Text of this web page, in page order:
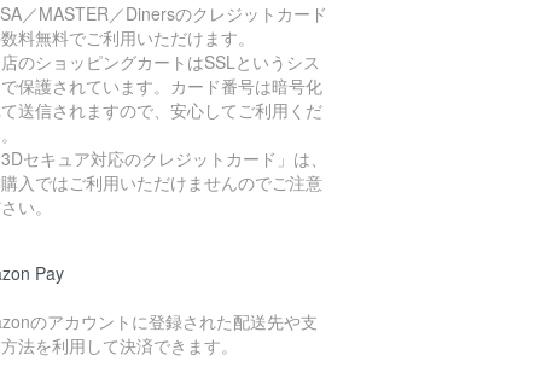
／MASTER／Dinersのクレジットカード
料無料でご利用いただけます。
店のショッピングカートはSSLというシス
保護されています。カード番号は暗号化
送信されますので、安心してご利用くだ
3Dセキュア対応のクレジットカード」は、
入ではご利用いただけませんのでご注意
い。
Pay
のアカウントに登録された配送先や支
法を利用して決済できます。